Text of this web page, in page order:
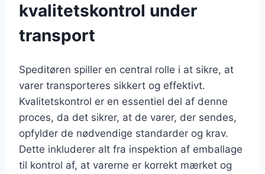
kvalitetskontrol under
transport
Speditøren spiller en central rolle i at sikre, at
varer transporteres sikkert og effektivt.
Kvalitetskontrol er en essentiel del af denne
proces, da det sikrer, at de varer, der sendes,
opfylder de nødvendige standarder og krav.
Dette inkluderer alt fra inspektion af emballage
til kontrol af, at varerne er korrekt mærket og